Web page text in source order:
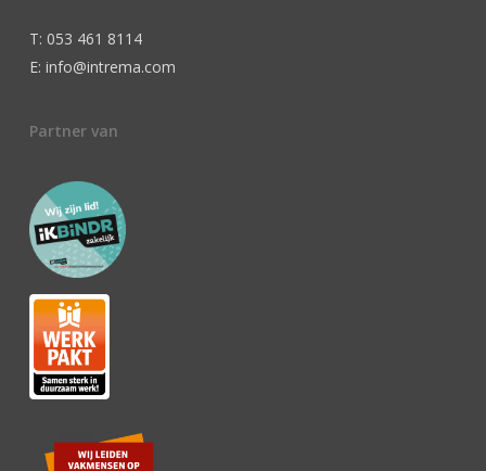
T: 053 461 8114
E: info@intrema.com
Partner van